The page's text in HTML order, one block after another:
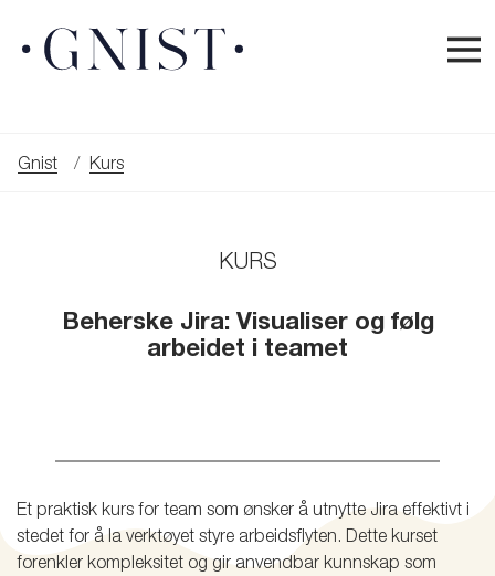
Gnist Kurs
KURS
Beherske Jira: Visualiser og følg
arbeidet i teamet
Et praktisk kurs for team som ønsker å utnytte Jira effektivt i
stedet for å la verktøyet styre arbeidsflyten. Dette kurset
forenkler kompleksitet og gir anvendbar kunnskap som